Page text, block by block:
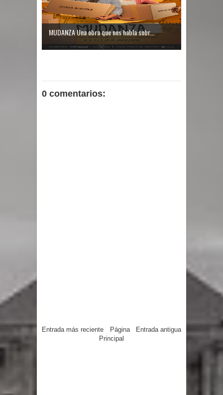
MUDANZA Una obra que nos habla sobr...
0 comentarios:
Entrada más reciente Entrada antigua
Página
Principal